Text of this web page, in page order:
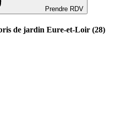
Prendre RDV
de jardin Eure-et-Loir (28)